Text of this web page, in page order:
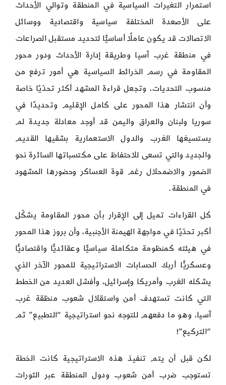
استمرار التغيرات السياسية في المنطقة وتوالي الأحداث
على الأصعدة المختلفة سياسية واقتصادية ووسائل
الاتصالات قد يكون عاملًا أساسيًّا لتحديد مستقبل الصراعات
في منطقة غرب آسيا وطريقة إدارة الأحداث ودور محور
المقاومة في رسم الخرائط السياسية هي أمور ترفع من
منسوب التحديات، وتجعل قراءة المشهد أكثر تحدّيًا خاصة
وأن انتشار هذا المحور على كامل الإقليم وتحديدًا في
سوريا ولبنان والعراق واليمن قد أوجد معادلة جديدة لم
يستسيغها الغرب والدول الاستعمارية بشقيها القديم
والجديد والتي تسعى للاحتفاظ على مكتسباتها السائرة نحو
الضمور والاضمحلال رغم قوة العساكر وحضورها المشهود
في المنطقة.
كل القراءات تميل إلى الإقرار بأن محور المقاومة يشكّل
أكبر تحدّيًا في مواجهة الهيمنة الأجنبية، وأن بروز هذا المحور
في هيئته كمنظومة متكاملة سياسيًّا وعقائديًّا واقتصاديًّا
وعسكريًّا أربك الحسابات الاستراتيجية للمحور الآخر الذي
يشكله الغرب وأمريكا وإسرائيل، وأفشل العديد من الخطط
التي كانت تستهدف أمن واستقلال شعوب منظقة غرب
آسيا، وهو ما دفعهم للتوجه نحو استراتيجية “التطبيع” ثم
“التركيع”!
لكن قبل أن يتم تنفيذ هذه الاستراتيجية كانت الخطة
تستوجب ضرب أمن شعوب ودول المنطقة عبر الثورات